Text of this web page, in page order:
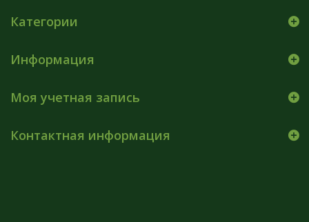
Категории
Информация
Моя учетная запись
Контактная информация